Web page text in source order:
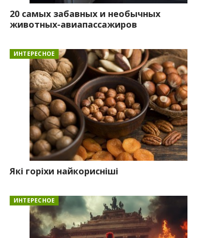
20 самых забавных и необычных
животных-авиапассажиров
ИНТЕРЕСНОЕ
Які горіхи найкорисніші
ИНТЕРЕСНОЕ